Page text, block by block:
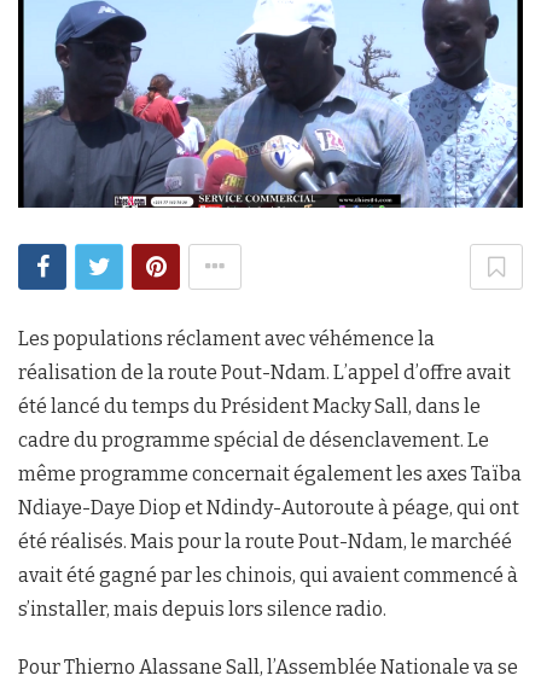
Les populations réclament avec véhémence la
réalisation de la route Pout-Ndam. L’appel d’offre avait
été lancé du temps du Président Macky Sall, dans le
cadre du programme spécial de désenclavement. Le
même programme concernait également les axes Taïba
Ndiaye-Daye Diop et Ndindy-Autoroute à péage, qui ont
été réalisés. Mais pour la route Pout-Ndam, le marchéé
avait été gagné par les chinois, qui avaient commencé à
s’installer, mais depuis lors silence radio.
Pour Thierno Alassane Sall, l’Assemblée Nationale va se